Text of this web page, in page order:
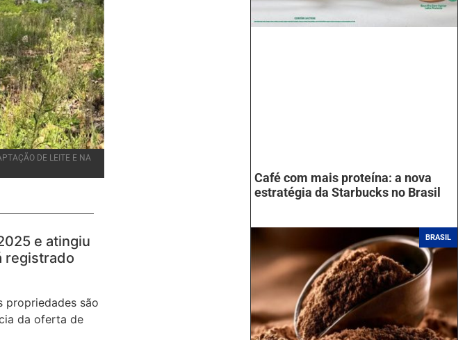
DE LEITE E NA
e atingiu
registrado
propriedades são
da oferta de
Café com mais proteína: a nova
estratégia da Starbucks no Brasil
BRASIL